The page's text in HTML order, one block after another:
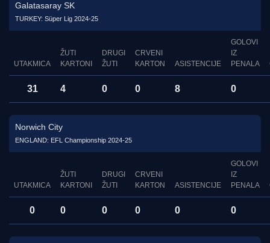
Galatasaray SK
TURKEY: Süper Lig 2024-25
UTAKMICA
ŽUTI
KARTONI
DRUGI
ŽUTI
CRVENI
KARTON
ASISTENCIJE
GOLOVI
IZ
PENALA
31 4 0 0 8 0
Norwich City
ENGLAND: EFL Championship 2024-25
UTAKMICA
ŽUTI
KARTONI
DRUGI
ŽUTI
CRVENI
KARTON
ASISTENCIJE
GOLOVI
IZ
PENALA
0 0 0 0 0 0